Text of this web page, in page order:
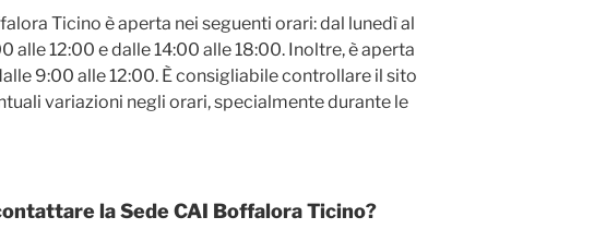
Ticino è aperta nei seguenti orari: dal lunedì al
alle 12:00 e dalle 14:00 alle 18:00. Inoltre, è aperta
9:00 alle 12:00. È consigliabile controllare il sito
variazioni negli orari, specialmente durante le
la Sede CAI Boffalora Ticino?